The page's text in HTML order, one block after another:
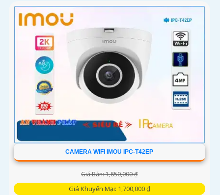
CAMERA WIFI IMOU IPC-T42EP
Giá Bán: 1,850,000 ₫
Giá Khuyến Mại: 1,700,000 ₫